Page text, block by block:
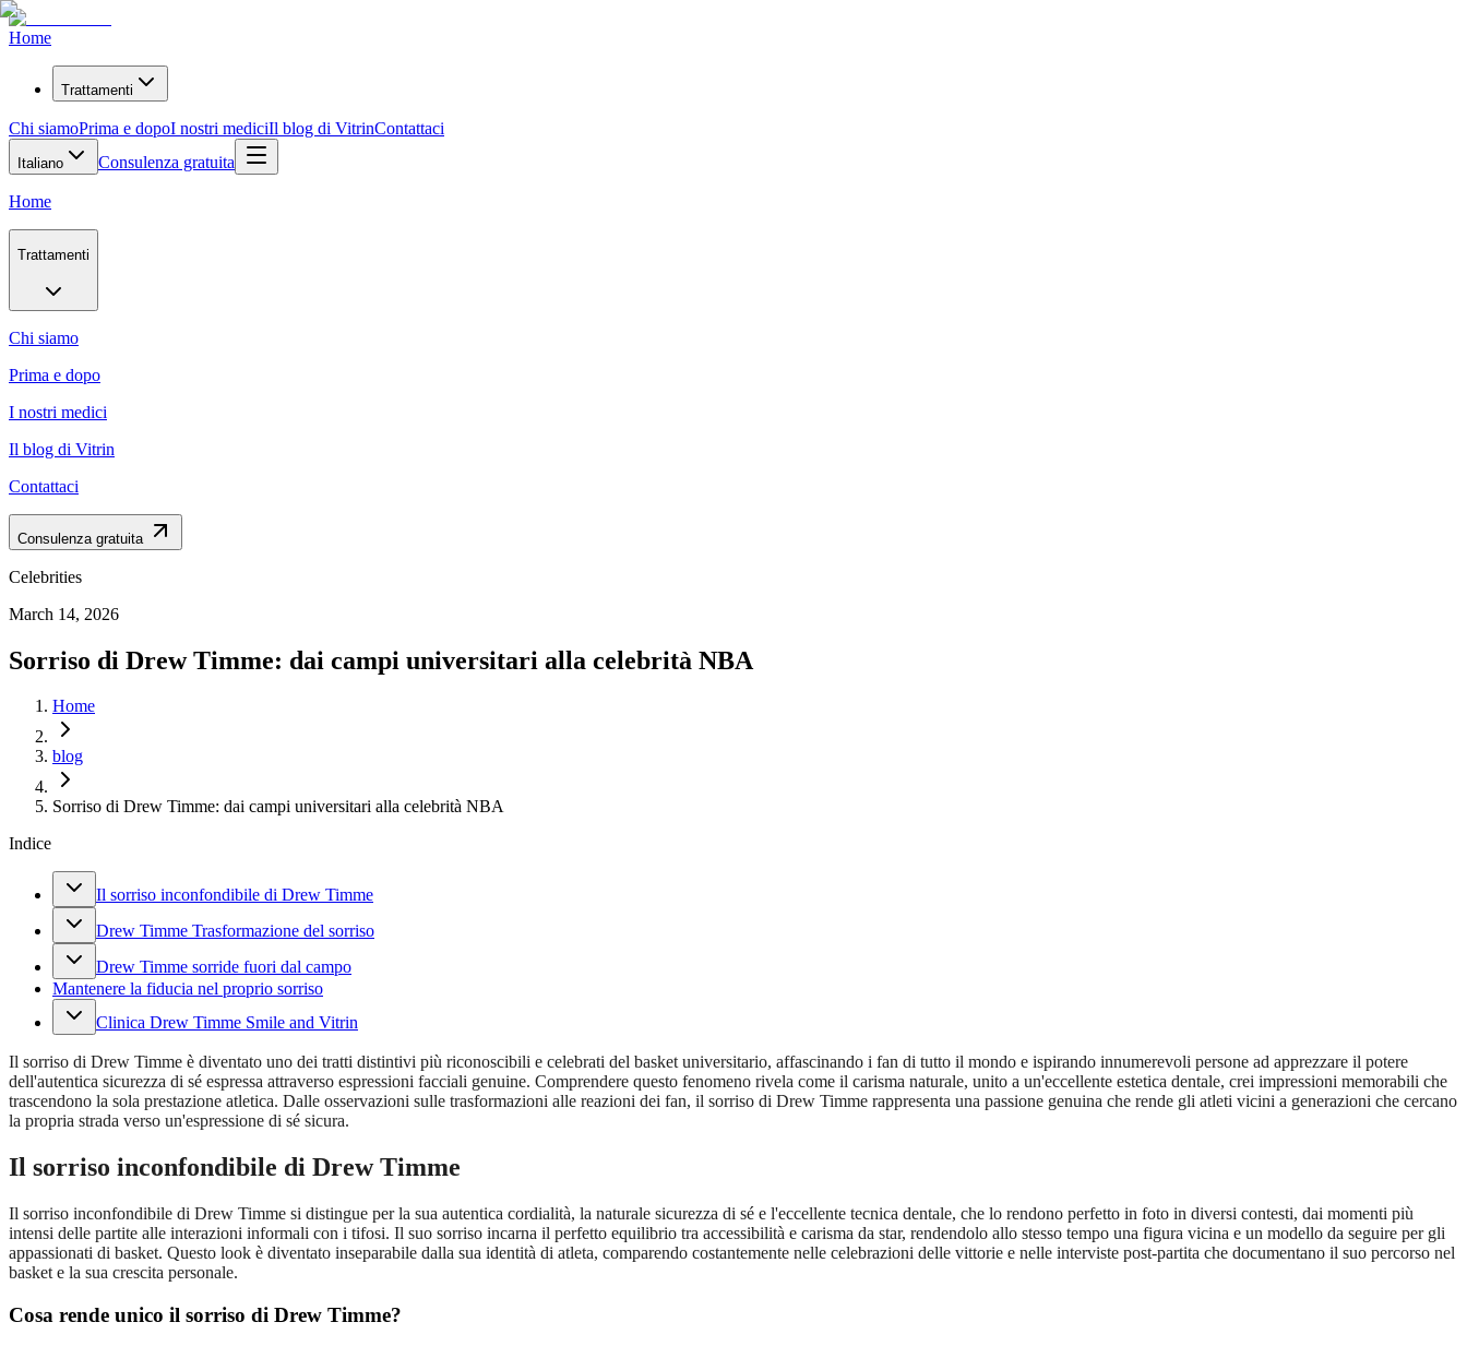
Home
Trattamenti
Chi siamoPrima e dopoI nostri mediciIl blog di VitrinContattaci
Italiano Consulenza gratuita
Home
Trattamenti
Chi siamo
Prima e dopo
I nostri medici
Il blog di Vitrin
Contattaci
Consulenza gratuita
Celebrities
March 14, 2026
Sorriso di Drew Timme: dai campi universitari alla celebrità NBA
Home
blog
Sorriso di Drew Timme: dai campi universitari alla celebrità NBA
Indice
Il sorriso inconfondibile di Drew Timme
Drew Timme Trasformazione del sorriso
Drew Timme sorride fuori dal campo
Mantenere la fiducia nel proprio sorriso
Clinica Drew Timme Smile and Vitrin
Il sorriso di Drew Timme è diventato uno dei tratti distintivi più riconoscibili e celebrati del basket universitario, affascinando i fan di tutto il mondo e ispirando innumerevoli persone ad apprezzare il potere
dell'autentica sicurezza di sé espressa attraverso espressioni facciali genuine. Comprendere questo fenomeno rivela come il carisma naturale, unito a un'eccellente estetica dentale, crei impressioni memorabili che
trascendono la sola prestazione atletica. Dalle osservazioni sulle trasformazioni alle reazioni dei fan, il sorriso di Drew Timme rappresenta una passione genuina che rende gli atleti vicini a generazioni che cercano
la propria strada verso un'espressione di sé sicura.
Il sorriso inconfondibile di Drew Timme
Il sorriso inconfondibile di Drew Timme si distingue per la sua autentica cordialità, la naturale sicurezza di sé e l'eccellente tecnica dentale, che lo rendono perfetto in foto in diversi contesti, dai momenti più
intensi delle partite alle interazioni informali con i tifosi. Il suo sorriso incarna il perfetto equilibrio tra accessibilità e carisma da star, rendendolo allo stesso tempo una figura vicina e un modello da seguire per gli
appassionati di basket. Questo look è diventato inseparabile dalla sua identità di atleta, comparendo costantemente nelle celebrazioni delle vittorie e nelle interviste post-partita che documentano il suo percorso nel
basket e la sua crescita personale.
Cosa rende unico il sorriso di Drew Timme?